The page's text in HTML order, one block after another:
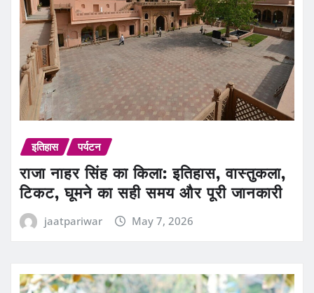
इतिहास पर्यटन
राजा नाहर सिंह का किला: इतिहास, वास्तुकला,
टिकट, घूमने का सही समय और पूरी जानकारी
jaatpariwar May 7, 2026